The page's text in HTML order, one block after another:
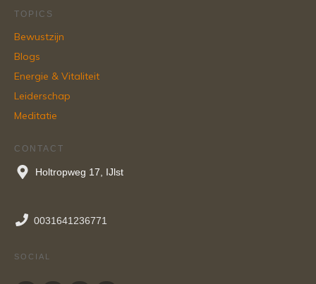
TOPICS
Bewustzijn
Blogs
Energie & Vitaliteit
Leiderschap
Meditatie
CONTACT
Holtropweg 17, IJlst
0031641236771
SOCIAL